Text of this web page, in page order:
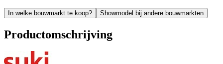
In welke bouwmarkt te koop? Showmodel bij andere bouwmarkten
Productomschrijving